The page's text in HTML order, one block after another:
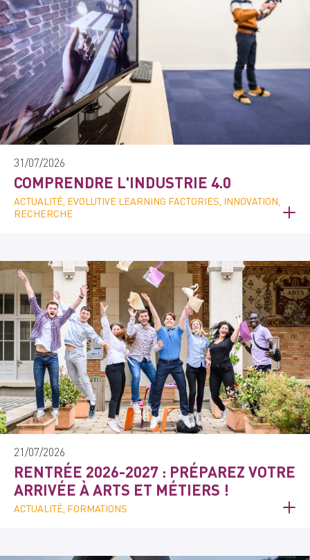
31/07/2026
COMPRENDRE L'INDUSTRIE 4.0
ACTUALITÉ, EVOLUTIVE LEARNING FACTORIES, INNOVATION,
RECHERCHE
21/07/2026
RENTRÉE 2026-2027 : PRÉPAREZ VOTRE
ARRIVÉE À ARTS ET MÉTIERS !
ACTUALITÉ, FORMATIONS